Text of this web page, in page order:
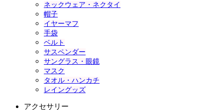
ネックウェア・ネクタイ
帽子
イヤーマフ
手袋
ベルト
サスペンダー
サングラス・眼鏡
マスク
タオル・ハンカチ
レイングッズ
アクセサリー